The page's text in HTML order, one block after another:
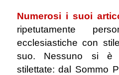
Numerosi i suoi
ripetutamente
ecclesiastiche con
suo. Nessuno si è
stilettate: dal Sommo